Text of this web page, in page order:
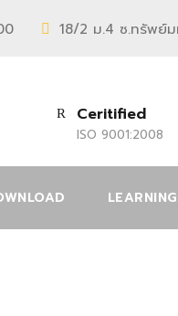
18/2 ม.4 ซ.ทรัพย์ม
Ceritified
ISO 9001:2008
LEARNING